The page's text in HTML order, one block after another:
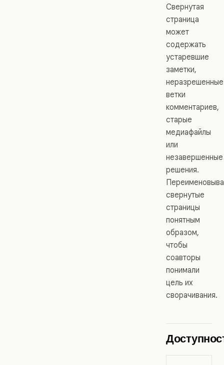
Свернутая
страница
может
содержать
устаревшие
заметки,
неразрешенные
ветки
комментариев,
старые
медиафайлы
или
незавершенные
решения.
свернутые
страницы
понятным
образом,
чтобы
соавторы
понимали
цель их
сворачивания.